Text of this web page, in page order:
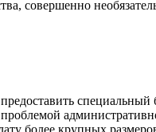
совершенно
более крупных